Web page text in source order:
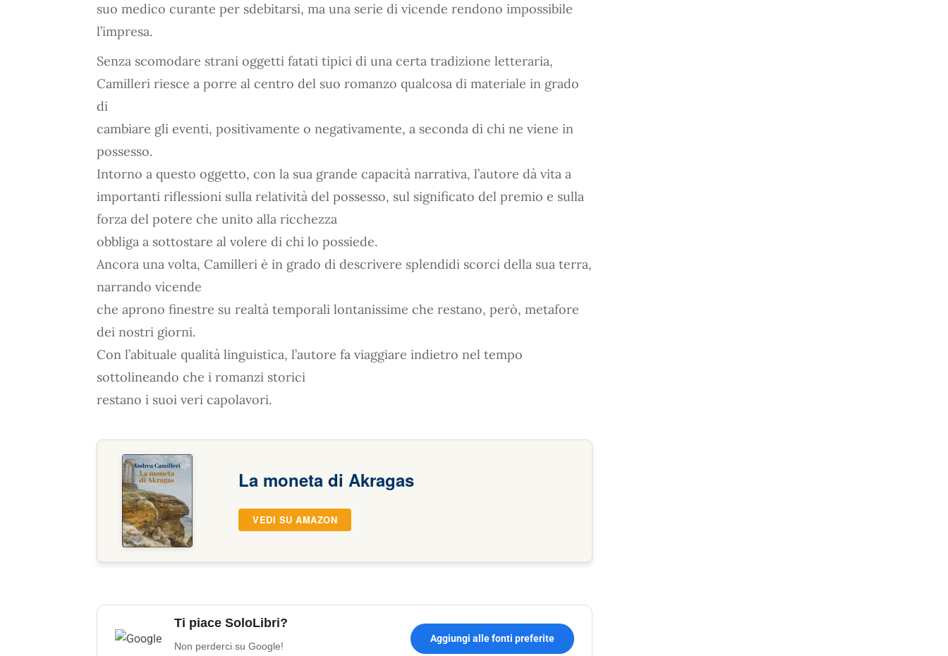
suo medico curante per sdebitarsi, ma una serie di vicende rendono impossibile
l’impresa.
Senza scomodare strani oggetti fatati tipici di una certa tradizione letteraria,
Camilleri riesce a porre al centro del suo romanzo qualcosa di materiale in grado
di
cambiare gli eventi, positivamente o negativamente, a seconda di chi ne viene in
possesso.
Intorno a questo oggetto, con la sua grande capacità narrativa, l’autore dà vita a
importanti riflessioni sulla relatività del possesso, sul significato del premio e sulla
forza del potere che unito alla ricchezza
obbliga a sottostare al volere di chi lo possiede.
Ancora una volta, Camilleri è in grado di descrivere splendidi scorci della sua terra,
narrando vicende
che aprono finestre su realtà temporali lontanissime che restano, però, metafore
dei nostri giorni.
Con l’abituale qualità linguistica, l’autore fa viaggiare indietro nel tempo
sottolineando che i romanzi storici
restano i suoi veri capolavori.
La moneta di Akragas
VEDI SU AMAZON
Ti piace SoloLibri?
Non perderci su Google!
Aggiungi alle fonti preferite